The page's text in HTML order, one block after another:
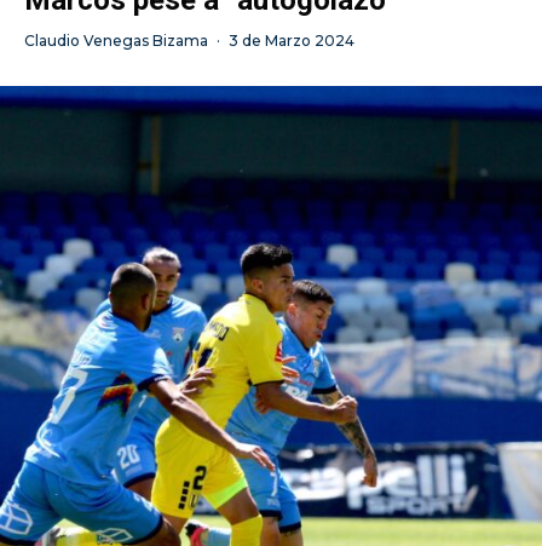
Claudio Venegas Bizama · 3 de Marzo 2024